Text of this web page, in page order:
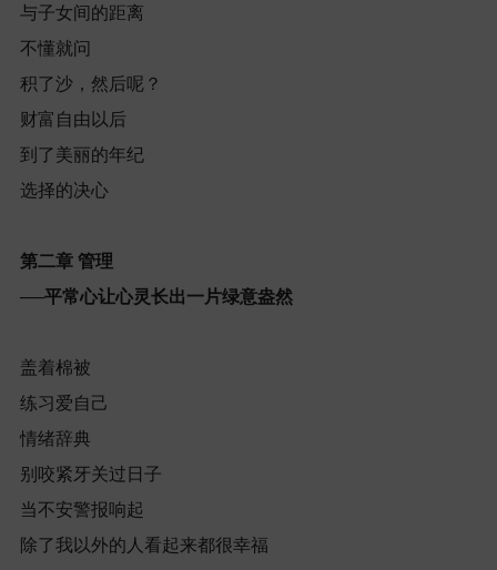
与子女间的距离
不懂就问
积了沙，然后呢？
财富自由以后
到了美丽的年纪
选择的决心
第二章 管理
──平常心让心灵长出一片绿意盎然
盖着棉被
练习爱自己
情绪辞典
别咬紧牙关过日子
当不安警报响起
除了我以外的人看起来都很幸福